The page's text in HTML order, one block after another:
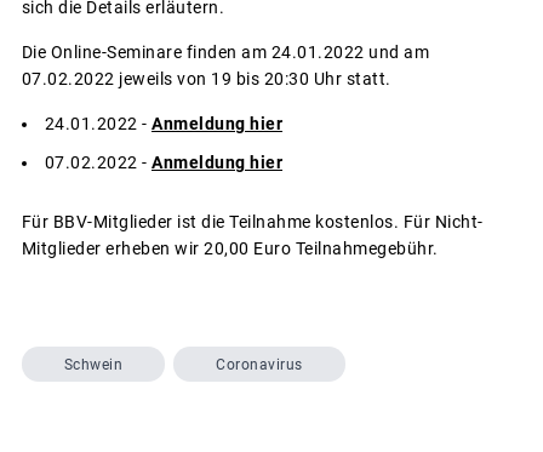
sich die Details erläutern.
Die Online-Seminare finden am 24.01.2022 und am
07.02.2022 jeweils von 19 bis 20:30 Uhr statt.
24.01.2022 - Anmeldung hier
07.02.2022 - Anmeldung hier
Für BBV-Mitglieder ist die Teilnahme kostenlos. Für Nicht-
Mitglieder erheben wir 20,00 Euro Teilnahmegebühr.
Schwein Coronavirus